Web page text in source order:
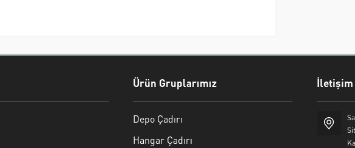
Ürün Gruplarımız
Depo Çadırı
Hangar Çadırı
İletişim